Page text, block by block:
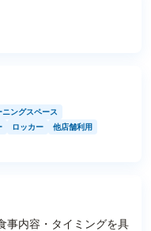
ニングスペース
ロッカー
他店舗利用
事内容・タイミングを具